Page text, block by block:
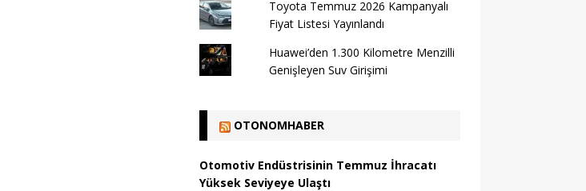
Toyota Temmuz 2026 Kampanyalı
Fiyat Listesi Yayınlandı
Huawei’den 1.300 Kilometre Menzilli
Genişleyen Suv Girişimi
OTONOMHABER
Otomotiv Endüstrisinin Temmuz İhracatı
Yüksek Seviyeye Ulaştı